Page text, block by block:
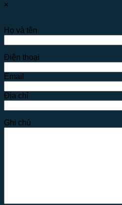
×
Họ và tên
Điện thoại
Email
Địa chỉ
Ghi chú